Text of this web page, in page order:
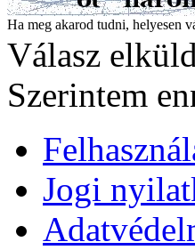
Ha meg akarod tudni, helyesen
Válasz
Szerintem
Jogi